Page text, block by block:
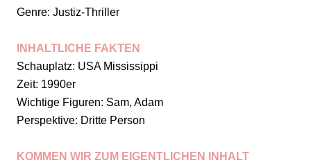
Genre: Justiz-Thriller
INHALTLICHE FAKTEN
Schauplatz: USA Mississippi
Zeit: 1990er
Wichtige Figuren: Sam, Adam
Perspektive: Dritte Person
KOMMEN WIR ZUM EIGENTLICHEN INHALT